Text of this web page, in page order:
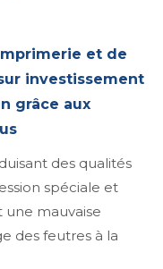
et de
investissement
grâce aux
des qualités
spéciale et
une mauvaise
des feutres à la